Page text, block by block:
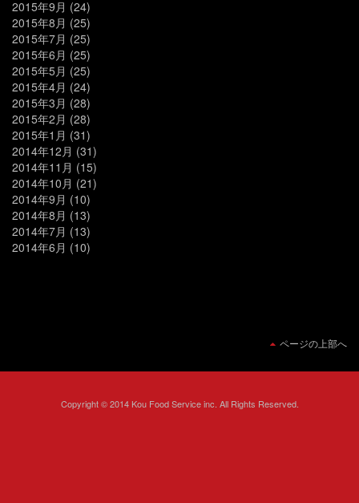
2015年9月 (24)
2015年8月 (25)
2015年7月 (25)
2015年6月 (25)
2015年5月 (25)
2015年4月 (24)
2015年3月 (28)
2015年2月 (28)
2015年1月 (31)
2014年12月 (31)
2014年11月 (15)
2014年10月 (21)
2014年9月 (10)
2014年8月 (13)
2014年7月 (13)
2014年6月 (10)
ページの上部へ
Copyright © 2014 Kou Food Service inc. All Rights Reserved.